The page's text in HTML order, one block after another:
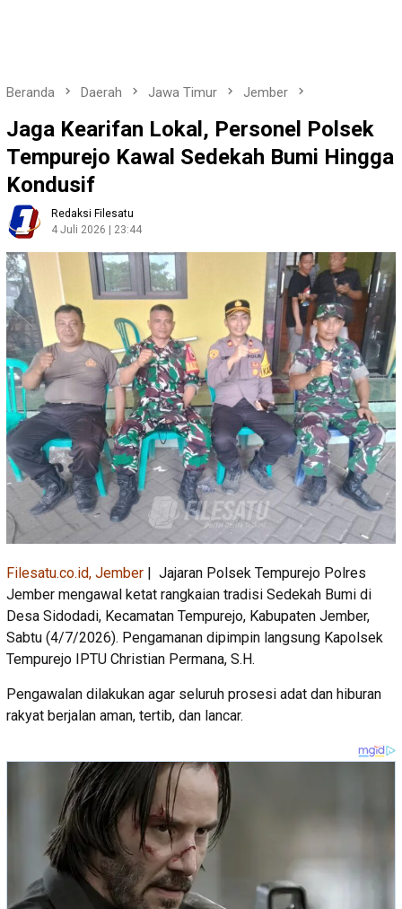
Beranda Daerah Jawa Timur Jember
Jaga Kearifan Lokal, Personel Polsek
Tempurejo Kawal Sedekah Bumi Hingga
Kondusif
Redaksi Filesatu
4 Juli 2026 | 23:44
Filesatu.co.id, Jember | Jajaran Polsek Tempurejo Polres
Jember mengawal ketat rangkaian tradisi Sedekah Bumi di
Desa Sidodadi, Kecamatan Tempurejo, Kabupaten Jember,
Sabtu (4/7/2026). Pengamanan dipimpin langsung Kapolsek
Tempurejo IPTU Christian Permana, S.H.
Pengawalan dilakukan agar seluruh prosesi adat dan hiburan
rakyat berjalan aman, tertib, dan lancar.